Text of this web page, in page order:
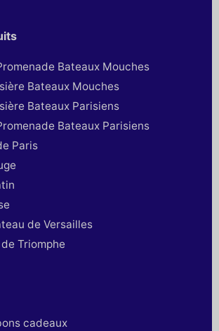
Bateaux Mouches
Bateaux Mouches
Bateaux Parisiens
Bateaux Parisiens
Paris
de Versailles
Triomphe
cadeaux